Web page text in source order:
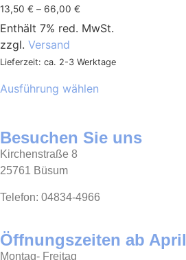
13,50 € – 66,00 €
Enthält 7% red. MwSt.
zzgl. Versand
Lieferzeit: ca. 2-3 Werktage
Ausführung wählen
Besuchen Sie uns
Kirchenstraße 8
25761 Büsum
Telefon: 04834-4966
Öffnungszeiten ab April
Montag- Freitag